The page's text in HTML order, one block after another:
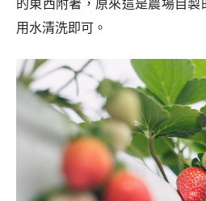
的東西附著，原來這是農場自製
用水清洗即可。